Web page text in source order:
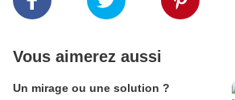
Vous aimerez aussi
Un mirage ou une solution ?